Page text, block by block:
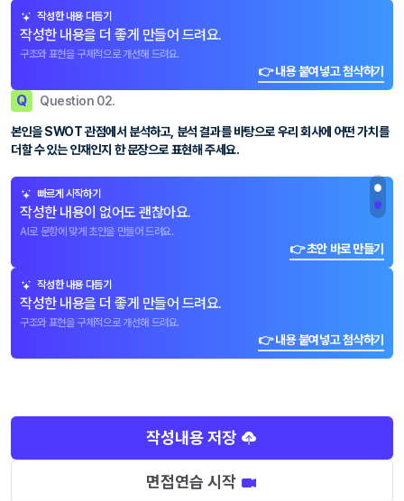
작성한 내용 다듬기
작성한 내용을 더 좋게 만들어 드려요.
구조와 표현을 구체적으로 개선해 드려요.
👉 내용 붙여넣고 첨삭하기
Q Question 02.
본인을 SWOT 관점에서 분석하고, 분석 결과를 바탕으로 우리 회사에 어떤 가치를
더할 수 있는 인재인지 한 문장으로 표현해 주세요.
빠르게 시작하기
작성한 내용이 없어도 괜찮아요.
AI로 문항에 맞게 초안을 만들어 드려요.
👉 초안 바로 만들기
작성한 내용 다듬기
작성한 내용을 더 좋게 만들어 드려요.
구조와 표현을 구체적으로 개선해 드려요.
👉 내용 붙여넣고 첨삭하기
작성내용 저장
면접연습 시작